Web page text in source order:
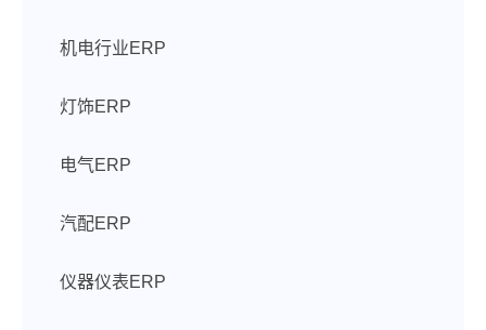
机电行业ERP
灯饰ERP
电气ERP
汽配ERP
仪器仪表ERP